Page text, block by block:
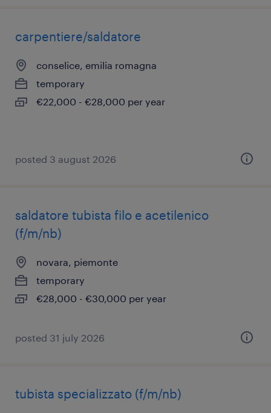
carpentiere/saldatore
conselice, emilia romagna
temporary
€22,000 - €28,000 per year
posted 3 august 2026
saldatore tubista filo e acetilenico
(f/m/nb)
novara, piemonte
temporary
€28,000 - €30,000 per year
posted 31 july 2026
tubista specializzato (f/m/nb)